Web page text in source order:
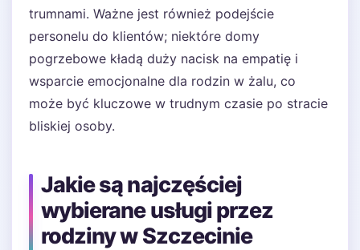
trumnami. Ważne jest również podejście
personelu do klientów; niektóre domy
pogrzebowe kładą duży nacisk na empatię i
wsparcie emocjonalne dla rodzin w żalu, co
może być kluczowe w trudnym czasie po stracie
bliskiej osoby.
Jakie są najczęściej
wybierane usługi przez
rodziny w Szczecinie